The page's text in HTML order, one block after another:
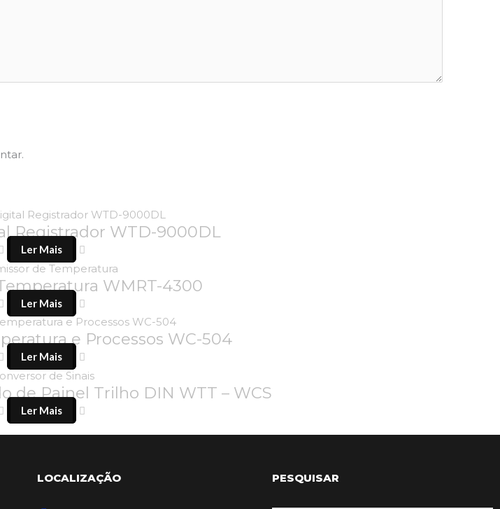
Registrador WTD-9000DL
Ler Mais
WMRT-4300
Ler Mais
e Processos WC-504
Ler Mais
de Painel Trilho DIN WTT – WCS
Ler Mais
LOCALIZAÇÃO PESQUISAR